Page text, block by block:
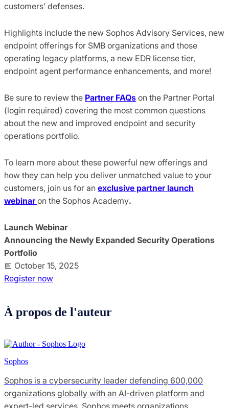
customers’ defenses.
Highlights include the new Sophos Advisory Services, new
endpoint offerings for SMB organizations and those
operating legacy platforms, a new EDR license tier,
endpoint agent performance enhancements, and more!
Be sure to review the Partner FAQs on the Partner Portal
(login required) covering the most common questions
about the new and improved endpoint and security
operations portfolio.
To learn more about these powerful new offerings and
how they can help you deliver unmatched value to your
customers, join us for an exclusive partner launch
webinaron the Sophos Academy.
Launch Webinar
Announcing the Newly Expanded Security Operations
Portfolio
📅 October 15, 2025
Register now
À propos de l'auteur
Sophos
Sophos is a cybersecurity leader defending 600,000
organizations globally with an AI-driven platform and
expert-led services. Sophos meets organizations